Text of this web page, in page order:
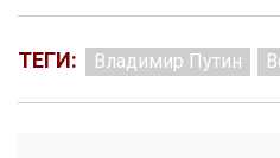
ТЕГИ: Владимир Путин